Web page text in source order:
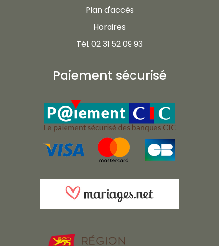
Plan d'accès
Horaires
Tél. 02 31 52 09 93
Paiement sécurisé